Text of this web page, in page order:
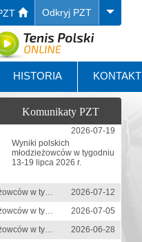
Odkryj PZT
HISTORIA KONTAKT
Komunikaty PZT
2026-07-19
Wyniki polskich
młodzieżowców w tygodniu
13-19 lipca 2026 r.
Wyniki polskich młodzieżowców w tygodniu 6-12 lipca 2026 r.
2026-07-12
Wyniki polskich młodzieżowców w tygodniu 29 czerwca-5 lipca 2026 r.
2026-07-05
Wyniki polskich młodzieżowców w tygodniu 22-28 czerwca 2026 r.
2026-06-28